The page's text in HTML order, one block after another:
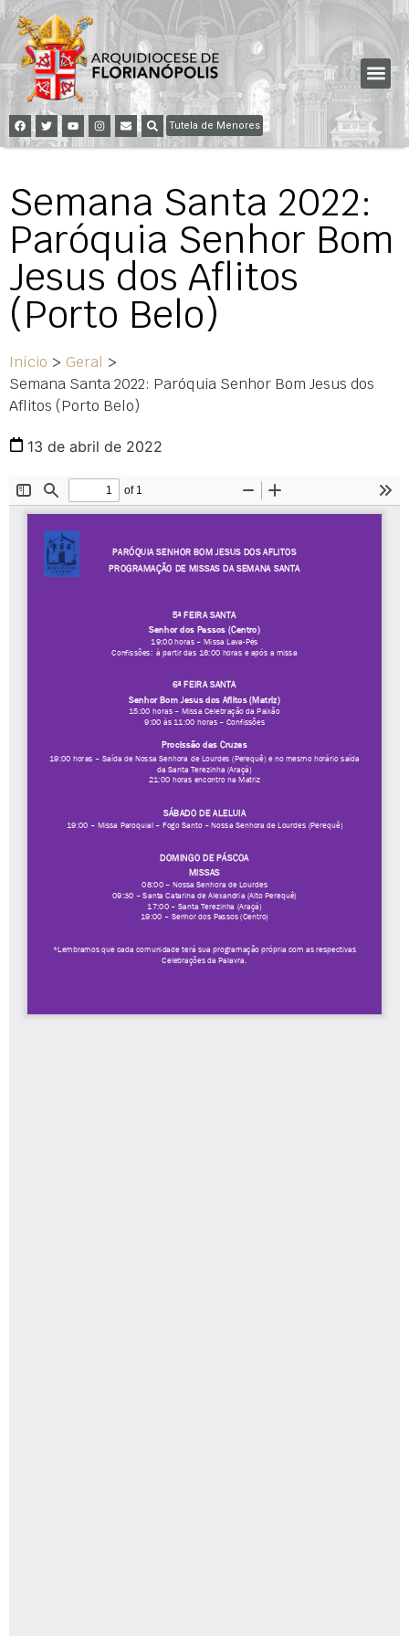
Tutela de Menores
Semana Santa 2022:
Paróquia Senhor Bom
Jesus dos Aflitos
(Porto Belo)
Início > Geral >
Semana Santa 2022: Paróquia Senhor Bom Jesus dos
Aflitos (Porto Belo)
13 de abril de 2022